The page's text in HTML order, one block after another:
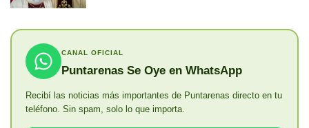
CANAL OFICIAL
Puntarenas Se Oye en WhatsApp
Recibí las noticias más importantes de Puntarenas directo en tu
teléfono. Sin spam, solo lo que importa.